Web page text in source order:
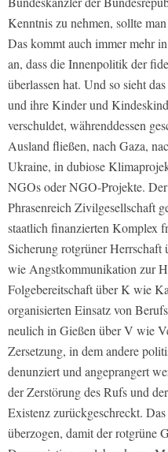
Kenntnis zu nehmen, sollte
Das kommt auch immer mehr
an, dass die Innenpolitik der
überlassen hat. Und so sieht
und ihre Kinder und
verschuldet, währenddessen
Ausland fließen, nach Gaza,
Ukraine, in dubiose
NGOs oder NGO-Projekte.
Phrasenreich Zivilgesellschaft
staatlich finanzierten Komplex
Sicherung rotgrüner
wie Angstkommunikation zur
Folgebereitschaft über K wie
organisierten Einsatz von
neulich in Gießen über V wie
Zersetzung, in dem andere
denunziert und angeprangert
der Zerstörung des Rufs und
Existenz zurückgeschreckt.
überzogen, damit der rotgrüne